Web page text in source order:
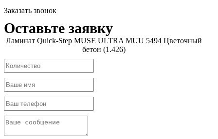
Заказать звонок
Оставьте заявку
Ламинат Quick-Step MUSE ULTRA MUU 5494 Цветочный
бетон (1.426)